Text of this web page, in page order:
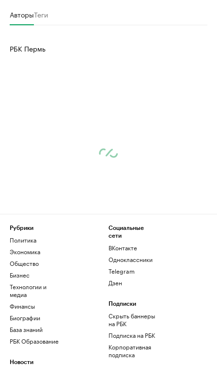
АвторыТеги
РБК Пермь
Рубрики
Политика
Экономика
Общество
Бизнес
Технологии и
медиа
Финансы
Биографии
База знаний
РБК Образование
Новости
Социальные
сети
ВКонтакте
Одноклассники
Telegram
Дзен
Подписки
Скрыть баннеры
на РБК
Подписка на РБК
Корпоративная
подписка